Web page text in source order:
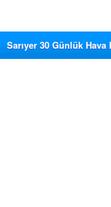
Sarıyer 30 Günlük Hava